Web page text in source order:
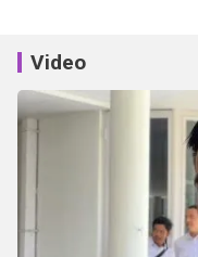
Video